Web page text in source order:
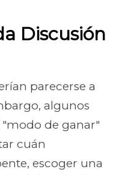
Discusión
parecerse a
algunos
de ganar"
cuán
escoger una